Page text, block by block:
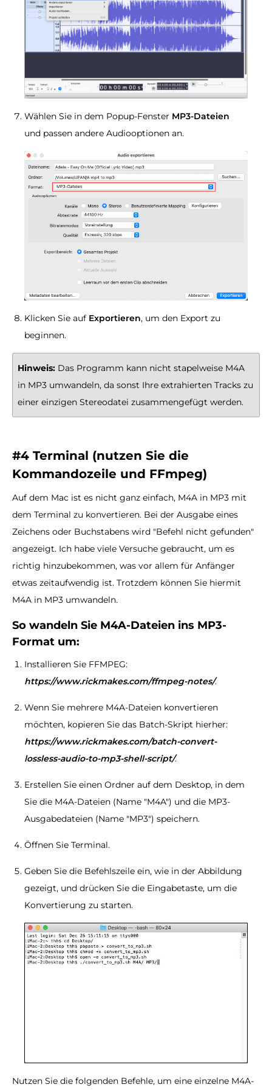
Wählen Sie in dem Popup-Fenster MP3-Dateien
und passen andere Audiooptionen an.
Klicken Sie auf Exportieren, um den Export zu
beginnen.
Hinweis: Das Programm kann nicht stapelweise M4A
in MP3 umwandeln, da sonst Ihre extrahierten Tracks zu
einer einzigen Stereodatei zusammengefügt werden.
#4 Terminal (nutzen Sie die
Kommandozeile und FFmpeg)
Auf dem Mac ist es nicht ganz einfach, M4A in MP3 mit
dem Terminal zu konvertieren. Bei der Ausgabe eines
Zeichens oder Buchstabens wird "Befehl nicht gefunden"
angezeigt. Ich habe viele Versuche gebraucht, um es
richtig hinzubekommen, was vor allem für Anfänger
etwas zeitaufwendig ist. Trotzdem können Sie hiermit
M4A in MP3 umwandeln.
So wandeln Sie M4A-Dateien ins MP3-
Format um:
Installieren Sie FFMPEG:
https://www.rickmakes.com/ffmpeg-notes/.
Wenn Sie mehrere M4A-Dateien konvertieren
möchten, kopieren Sie das Batch-Skript hierher:
https://www.rickmakes.com/batch-convert-
lossless-audio-to-mp3-shell-script/.
Erstellen Sie einen Ordner auf dem Desktop, in dem
Sie die M4A-Dateien (Name "M4A") und die MP3-
Ausgabedateien (Name "MP3") speichern.
Öffnen Sie Terminal.
Geben Sie die Befehlszeile ein, wie in der Abbildung
gezeigt, und drücken Sie die Eingabetaste, um die
Konvertierung zu starten.
Nutzen Sie die folgenden Befehle, um eine einzelne M4A-